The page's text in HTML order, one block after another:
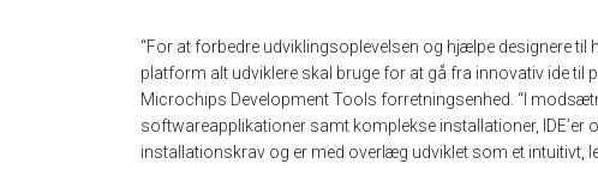
“For at forbedre udviklingsoplevelsen og hjælpe designere
platform alt udviklere skal bruge for at gå fra innovativ ide til
Microchips Development Tools forretningsenhed. “I
softwareapplikationer samt komplekse installationer, IDE’er
installationskrav og er med overlæg udviklet som et intuitivt,